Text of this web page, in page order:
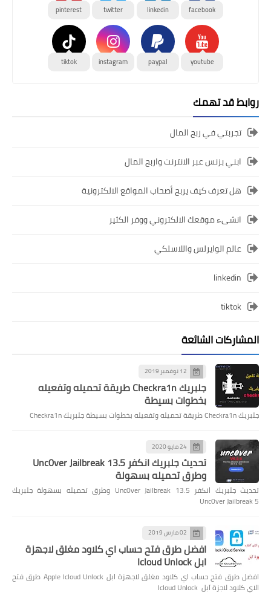
facebook
linkedin
twitter
pinterest
youtube
paypal
instagram
tiktok
روابط قد تهمك
تجربتي في ربح المال
ابني بزنس عبر الانترنت واربح المال
هل تعرف كيف يربح أصحاب المواقع الالكترونية
انشىء موقعك الالكتروني ووفر الكثير
عالم الوايرلس واللاسلكي
linkedin
tiktok
المشاركات الشائعة
12 نوفمبر 2019
جلبريك Checkra1n طريقة تحميله وتفعيله
بخطوات بسيطة
جلبريك Checkra1n طريقة تحميله وتفعيله بخطوات بسيطة جلبريك Checkra1n
24 مايو 2020
تحديث جلبريك انكفر Unc0ver Jailbreak 13.5
وطرق تحميله بسهولة
تحديث جلبريك انكفر Unc0ver Jailbreak 13.5 وطرق تحميله بسهولة جلبريك
Unc0ver Jailbreak 5
02 مارس 2019
افضل طرق فتح حساب اي كلاود مغلق لاجهزة
ابل Icloud Unlock
افضل طرق فتح حساب اي كلاود مغلق لاجهزة ابل Apple Icloud Unlock طرق فتح
الاي كلاود لاجزة آبل Icloud Unlock